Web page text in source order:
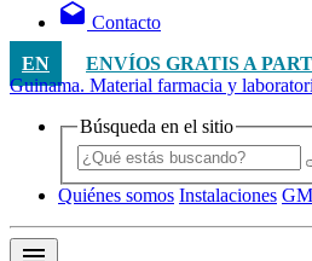
drafts Contacto
EN
ENVÍOS GRATIS A
Guinama. Material farmacia y
Búsqueda en el sitio
Quiénes somos Instalaciones